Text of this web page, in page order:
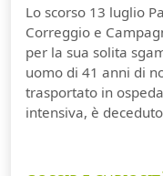
Lo scorso 13 luglio
Correggio e
per la sua solita
uomo di 41 anni di
trasportato in
intensiva, è